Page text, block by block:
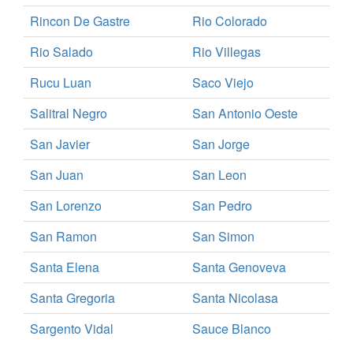
Rincon De Gastre
Rio Colorado
Rio Salado
Rio Villegas
Rucu Luan
Saco Viejo
Salitral Negro
San Antonio Oeste
San Javier
San Jorge
San Juan
San Leon
San Lorenzo
San Pedro
San Ramon
San Simon
Santa Elena
Santa Genoveva
Santa Gregoria
Santa Nicolasa
Sargento Vidal
Sauce Blanco